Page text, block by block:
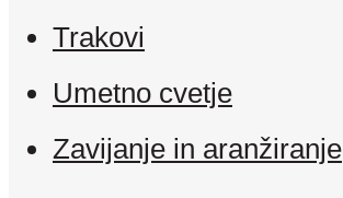
Trakovi
Umetno cvetje
Zavijanje in aranžiranje